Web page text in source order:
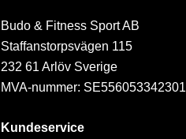
Budo & Fitness Sport AB
Staffanstorpsvägen 115
232 61 Arlöv Sverige
MVA-nummer: SE556053342301
Kundeservice